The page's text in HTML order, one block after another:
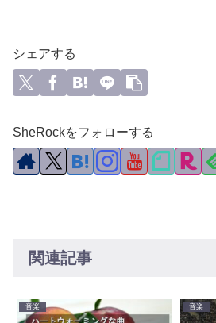
シェアする
SheRockをフォローする
関連記事
音楽 音楽